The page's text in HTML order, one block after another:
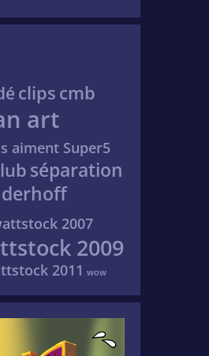
clips cmb
art
aiment Super5
séparation
2007
2009
2011 wow